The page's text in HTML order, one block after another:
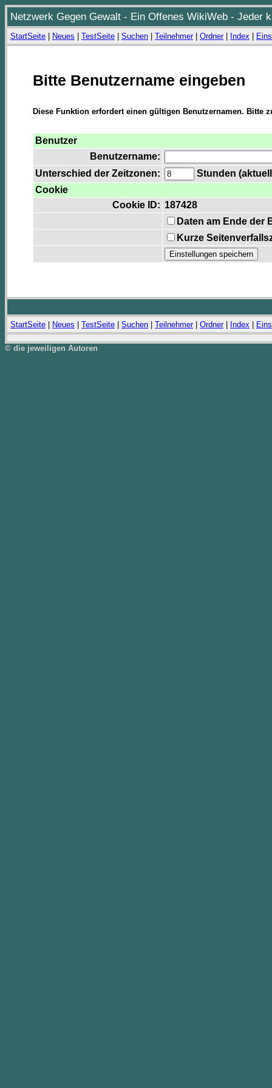
Netzwerk Gegen Gewalt - Ein Offenes WikiWeb - Jeder
StartSeite Neues TestSeite Suchen Teilnehmer| Ordner| Index
Bitte Benutzername eingeben
Diese Funktion erfordert einen gültigen Benutzernamen. Bitte
Benutzer
Benutzername:
Unterschied der Zeitzonen:
Stunden
Cookie
Cookie ID: 187428
Daten am Ende der
Kurze
StartSeite Neues TestSeite Suchen Teilnehmer| Ordner| Index
© die jeweiligen Autoren